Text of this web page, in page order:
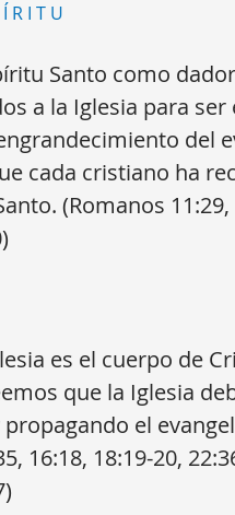
Santo como
a la Iglesia para
del
cada cristiano ha
(Romanos
es el cuerpo de
que la Iglesia
el
16:18, 18:19-20,